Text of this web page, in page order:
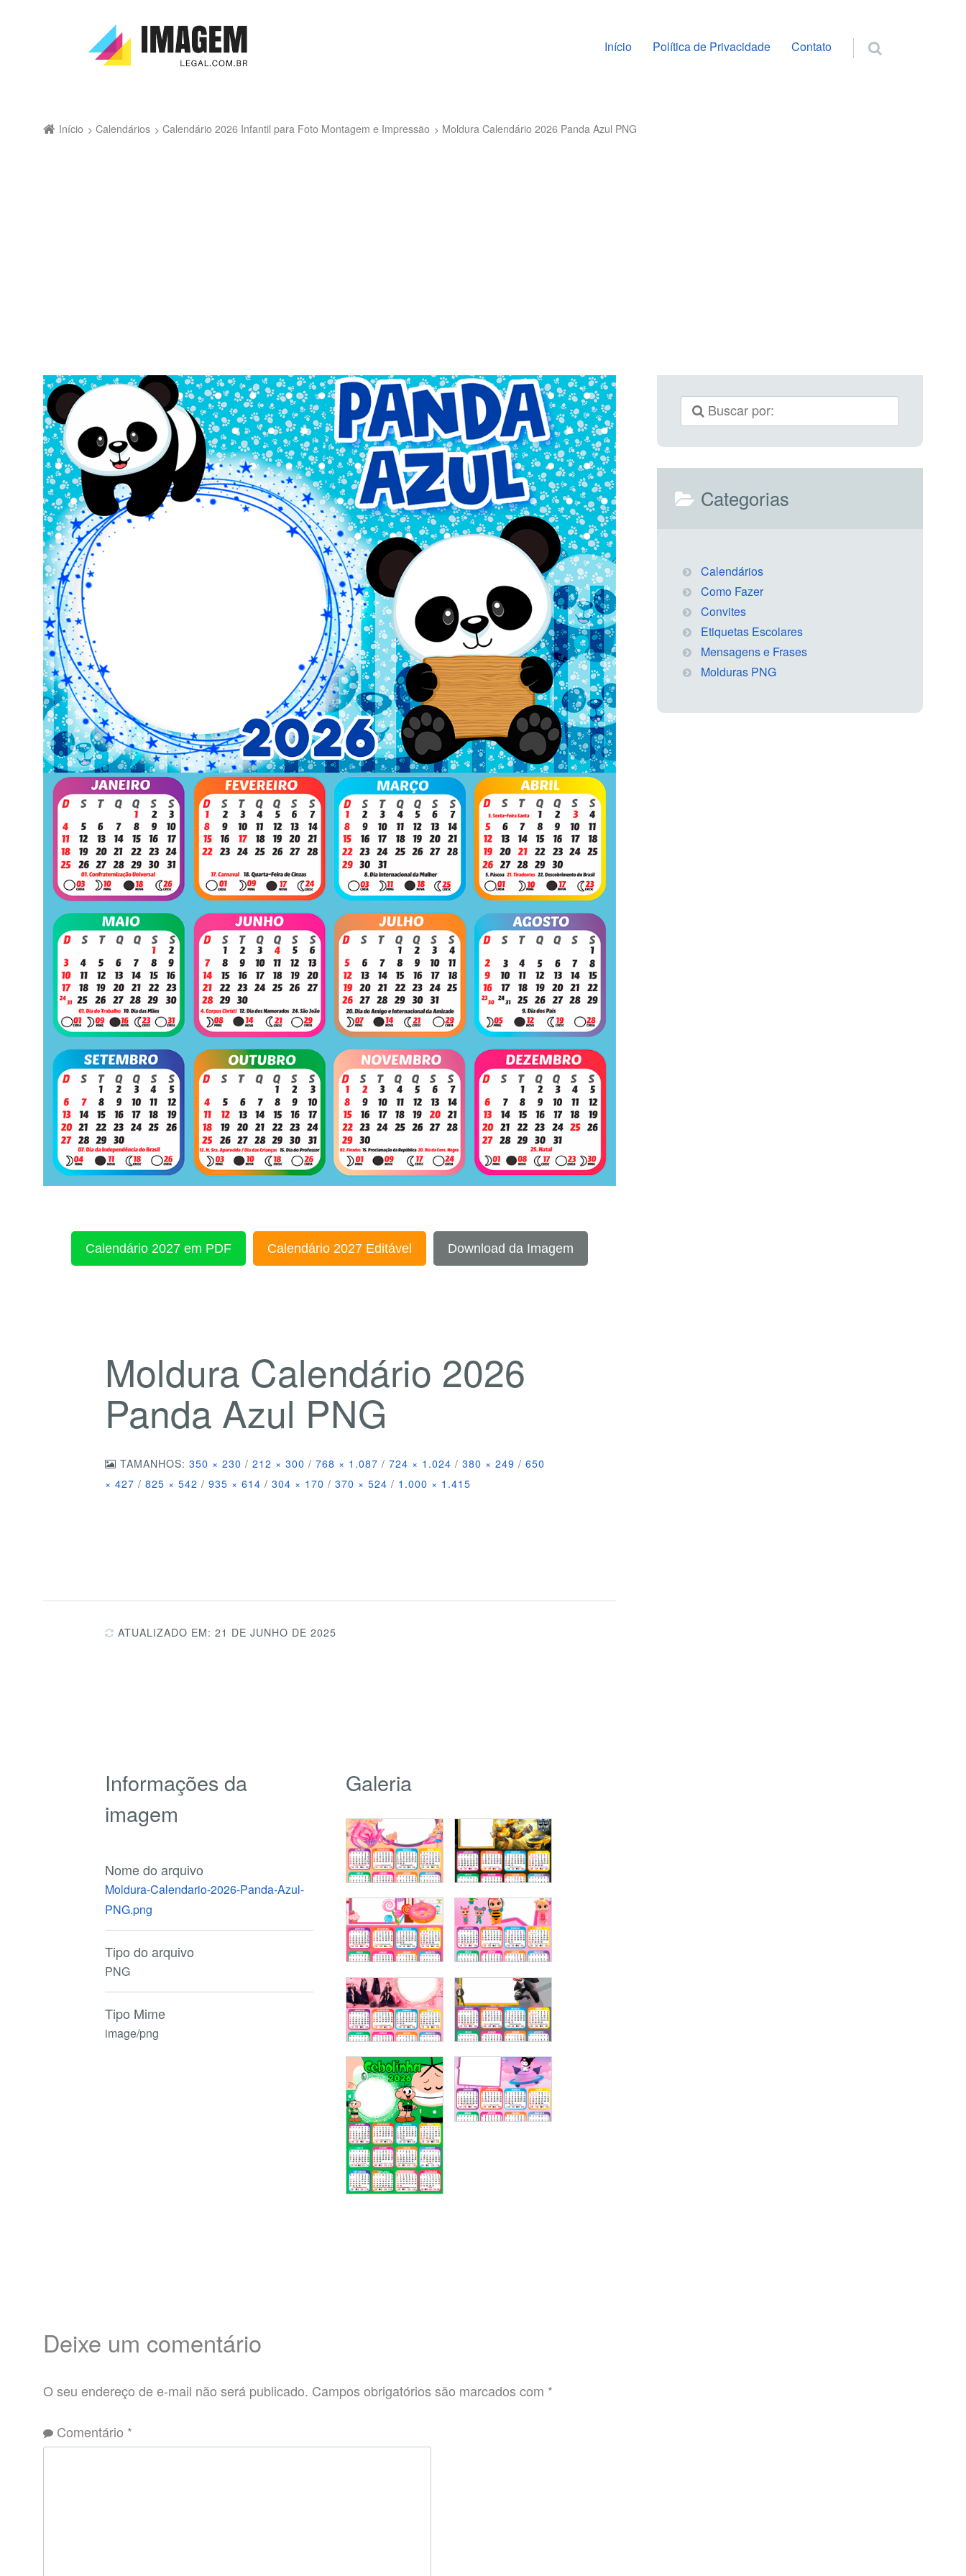
Pular para o conteúdo
Início Política de Privacidade Contato
Início Calendários Calendário 2026 Infantil para Foto Montagem e Impressão Moldura Calendário 2026 Panda Azul PNG
Calendário 2027 em PDF Calendário 2027 Editável Download da Imagem
Moldura Calendário 2026
Panda Azul PNG
TAMANHOS:350 × 230 / 212 × 300 / 768 × 1.087 / 724 × 1.024 / 380 × 249 / 650
× 427 / 825 × 542 / 935 × 614 / 304 × 170 / 370 × 524 / 1.000 × 1.415
ATUALIZADO EM: 21 DE JUNHO DE 2025
Informações da
imagem
Nome do arquivo
Moldura-Calendario-2026-Panda-Azul-
PNG.png
Tipo do arquivo
PNG
Tipo Mime
image/png
Galeria
Deixe um comentário
O seu endereço de e-mail não será publicado. Campos obrigatórios são marcados com *
Comentário *
Categorias
Calendários
Como Fazer
Convites
Etiquetas Escolares
Mensagens e Frases
Molduras PNG